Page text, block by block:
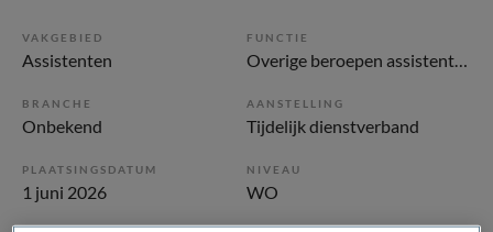
VAKGEBIED
Assistenten
FUNCTIE
Overige beroepen assistenten
BRANCHE
Onbekend
AANSTELLING
Tijdelijk dienstverband
PLAATSINGSDATUM
1 juni 2026
NIVEAU
WO